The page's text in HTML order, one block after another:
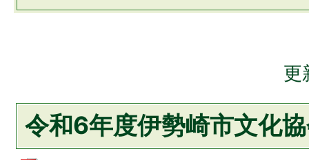
更
令和6年度伊勢崎市文化